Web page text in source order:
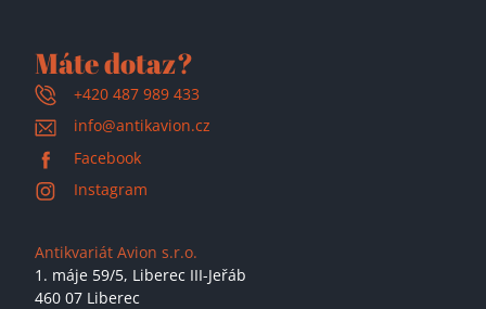
Máte dotaz?
+420 487 989 433
info@antikavion.cz
Facebook
Instagram
Antikvariát Avion s.r.o.
1. máje 59/5, Liberec III-Jeřáb
460 07 Liberec